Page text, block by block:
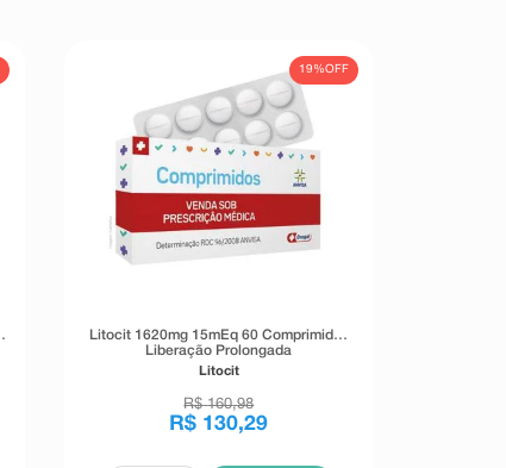
19%OFF
Litocit 1620mg 15mEq 60 Comprimidos
Liberação Prolongada
Litocit
R$ 160,98
R$ 130,29